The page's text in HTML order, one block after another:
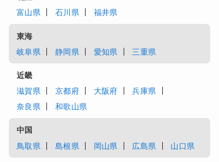
富山県
石川県 福井県
東海
岐阜県
静岡県 愛知県 三重県
近畿
滋賀県
京都府 大阪府
兵庫県
奈良県
和歌山県
中国
鳥取県
島根県 岡山県 広島県 山口県